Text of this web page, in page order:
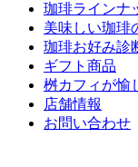
珈琲ラインナ
美味しい珈琲
珈琲お好み診
ギフト商品
桝カフィが愉
店舗情報
お問い合わせ